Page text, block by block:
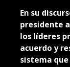
En su
presidente
los líderes
acuerdo y
sistema